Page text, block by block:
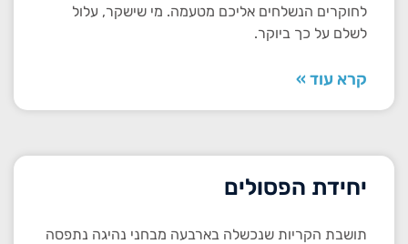
לחוקרים הנשלחים אליכם מטעמה. מי שישקר, עלול
לשלם על כך ביוקר.
קרא עוד »
יחידת הפסולים
תושבת הקריות שנכשלה בארבעה מבחני נהיגה נתפסה